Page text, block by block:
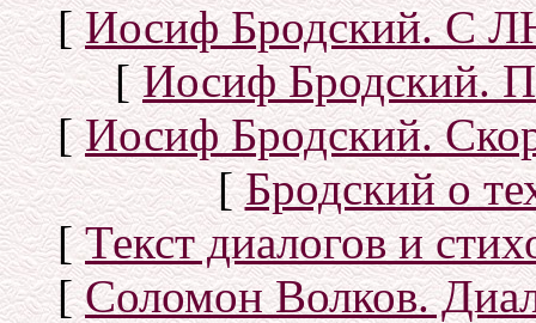
[Иосиф Бродский. С
[Иосиф Бродский.
[Иосиф Бродский.
[Бродский о
[Текст диалогов и
[Соломон Волков.